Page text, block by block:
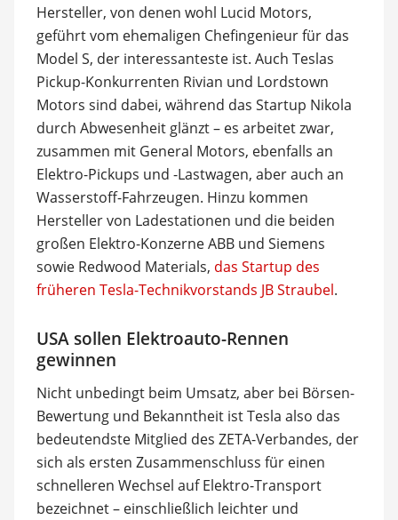
Hersteller, von denen wohl Lucid Motors,
geführt vom ehemaligen Chefingenieur für das
Model S, der interessanteste ist. Auch Teslas
Pickup-Konkurrenten Rivian und Lordstown
Motors sind dabei, während das Startup Nikola
durch Abwesenheit glänzt – es arbeitet zwar,
zusammen mit General Motors, ebenfalls an
Elektro-Pickups und -Lastwagen, aber auch an
Wasserstoff-Fahrzeugen. Hinzu kommen
Hersteller von Ladestationen und die beiden
großen Elektro-Konzerne ABB und Siemens
sowie Redwood Materials, das Startup des
früheren Tesla-Technikvorstands JB Straubel.
USA sollen Elektroauto-Rennen
gewinnen
Nicht unbedingt beim Umsatz, aber bei Börsen-
Bewertung und Bekanntheit ist Tesla also das
bedeutendste Mitglied des ZETA-Verbandes, der
sich als ersten Zusammenschluss für einen
schnelleren Wechsel auf Elektro-Transport
bezeichnet – einschließlich leichter und